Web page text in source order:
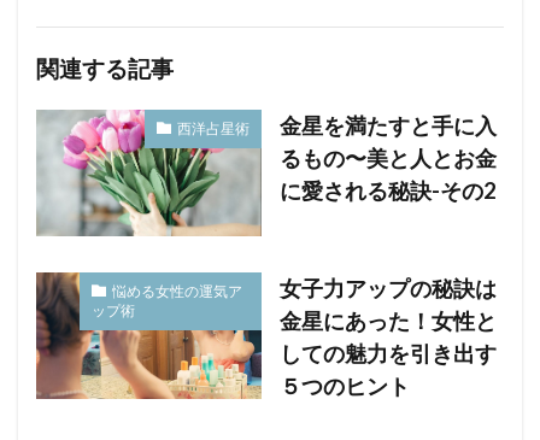
関連する記事
西洋占星術
金星を満たすと手に入
るもの〜美と人とお金
に愛される秘訣-その2
悩める女性の運気ア
ップ術
女子力アップの秘訣は
金星にあった！女性と
しての魅力を引き出す
５つのヒント